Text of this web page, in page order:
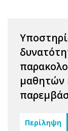
μαθητών
Περίληψη